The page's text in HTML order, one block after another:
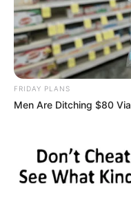
FRIDAY PLANS
Men Are Ditching $80